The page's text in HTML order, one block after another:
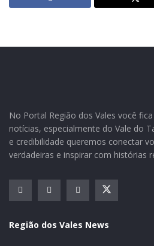
encaminharem informações
A Secretaria de Cultura e
prepara o Calendário de
correspondências com
realizadosde janeiroa
No Portal Região dos Vales você
notícias, especialmente do Vale do
e credibilidade queremos conectar
verdadeiras e inspirar com histórias
Região dos Vales News